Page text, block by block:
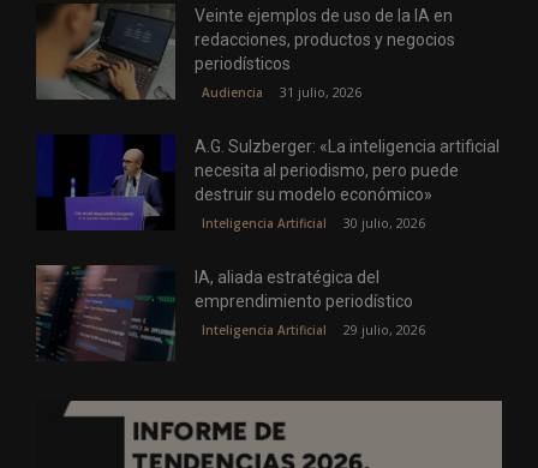
Veinte ejemplos de uso de la IA en
redacciones, productos y negocios
periodísticos
Audiencia 31 julio, 2026
A.G. Sulzberger: «La inteligencia artificial
necesita al periodismo, pero puede
destruir su modelo económico»
Inteligencia Artificial 30 julio, 2026
IA, aliada estratégica del
emprendimiento periodístico
Inteligencia Artificial 29 julio, 2026